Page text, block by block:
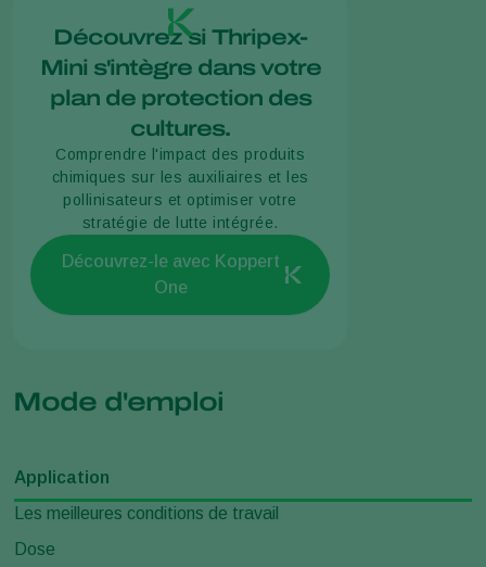
Découvrez si Thripex-
Mini s'intègre dans votre
plan de protection des
cultures.
Comprendre l'impact des produits
chimiques sur les auxiliaires et les
pollinisateurs et optimiser votre
stratégie de lutte intégrée.
Découvrez-le avec Koppert
One
Mode d'emploi
Application
Les meilleures conditions de travail
Dose